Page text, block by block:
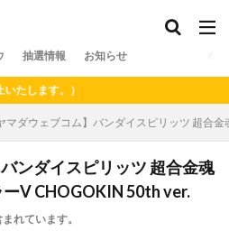
抽選情報 お知らせ
ます。）
マダウェブコム】バンダイスピリッツ 超合
ンダイスピリッツ 超合金魂
V CHOGOKIN 50th ver.
れています。